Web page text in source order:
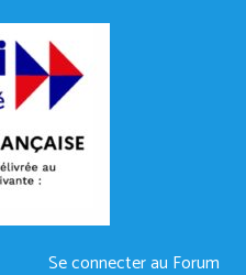
Se connecter au Forum